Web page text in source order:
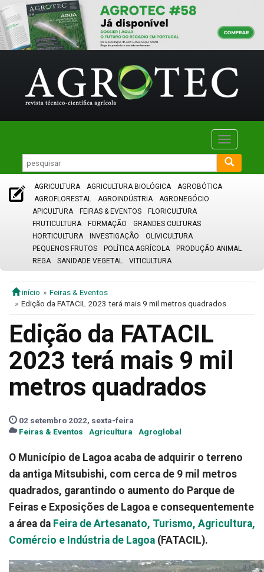
Toggle
AGRICULTURA AGRICULTURA BIOLÓGICA
AGROBÓTICA
AGROFLORESTAL
AGROINDÚSTRIA
AGRONEGÓCIO
APICULTURA
FEIRAS & EVENTOS
FLORICULTURA
FRUTICULTURA
FORMAÇÃO
GRANDES CULTURAS
HORTICULTURA
INVESTIGAÇÃO
OLIVICULTURA
PEQUENOS FRUTOS
POLÍTICA AGRÍCOLA
PRODUÇÃO ANIMAL
REGA
SANIDADE VEGETAL VITICULTURA
início
Feiras & Eventos
Edição da FATACIL 2023 terá mais 9 mil metros quadrados
Edição da FATACIL
2023 terá mais 9 mil
metros quadrados
02 setembro 2022, sexta-feira
Feiras & Eventos
Agricultura Agroglobal
O Município de Lagoa acaba de adquirir o terreno
da antiga Mitsubishi, com cerca de 9 mil metros
quadrados, garantindo o aumento do Parque de
Feiras e Exposições de Lagoa e consequentemente
a área da Feira de Artesanato, Turismo, Agricultura,
Comércio e Indústria de Lagoa (FATACIL).